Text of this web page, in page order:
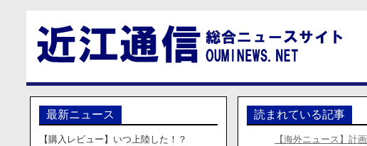
読まれている記事
【海外ニュース】計
最新ニュース
【購入レビュー】いつ上陸した！？